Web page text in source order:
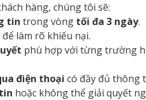
hàng, chúng tôi sẽ:
tin trong vòng tối đa 3 ngày.
để làm rõ khiếu nại.
phù hợp với từng trường
điện thoại có đầy đủ thông
hoặc không thể giải quyết